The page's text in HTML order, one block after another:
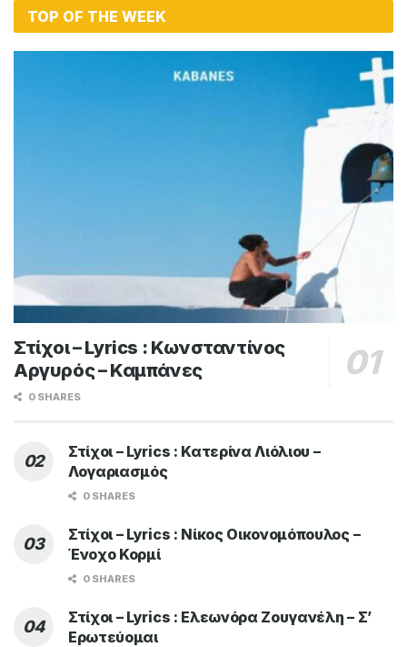
TOP OF THE WEEK
Στίχοι – Lyrics : Κωνσταντίνος
Αργυρός – Καμπάνες
0 SHARES
Στίχοι – Lyrics : Κατερίνα Λιόλιου –
Λογαριασμός
0 SHARES
Στίχοι – Lyrics : Νίκος Οικονομόπουλος –
Ένοχο Κορμί
0 SHARES
Στίχοι – Lyrics : Ελεωνόρα Ζουγανέλη – Σ’
Ερωτεύομαι